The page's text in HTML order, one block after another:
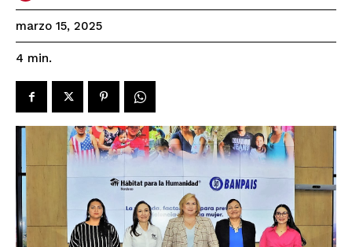
marzo 15, 2025
4 min.